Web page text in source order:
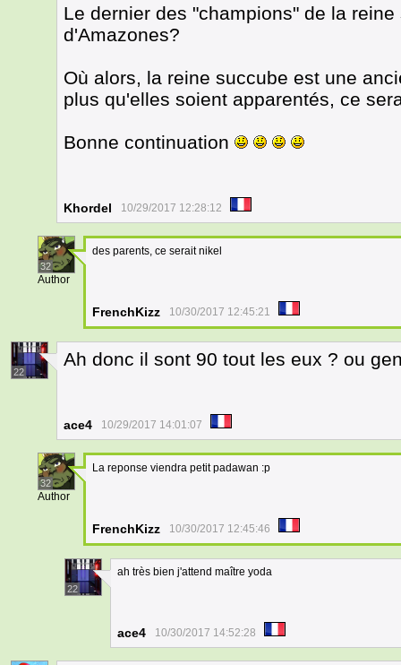
Le dernier des "champions" de la
d'Amazones?
Où alors, la reine succube est une
plus qu'elles soient apparentés, ce
Bonne continuation
Khordel 10/29/2017 12:28:12
32
Author
des parents, ce serait nikel
FrenchKizz 10/30/2017 12:45:21
22
Ah donc il sont 90 tout les eux ? ou
ace4 10/29/2017 14:01:07
32
Author
La reponse viendra petit padawan :p
FrenchKizz 10/30/2017 12:45:46
22
ah très bien j'attend maître yoda
ace4 10/30/2017 14:52:28